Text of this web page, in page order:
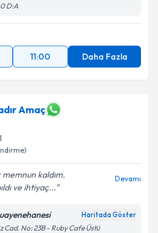
D:A
11:00 Daha Fazla
Amaç
memnun kaldım.
ve ihtiyaç...
Devamı
Haritada Göster
Cad. No: 23B - Ruby Cafe Üstü